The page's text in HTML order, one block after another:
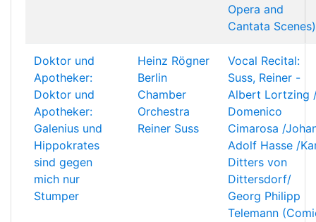
Opera and
Cantata Scenes)
Doktor und
Apotheker:
Doktor und
Apotheker:
Galenius und
Hippokrates
sind gegen
mich nur
Stumper
Heinz Rögner
Berlin
Chamber
Orchestra
Reiner Suss
Vocal Recital:
Suss, Reiner -
Albert Lortzing
Domenico
Cimarosa /
Adolf Hasse /
Ditters von
Dittersdorf/
Georg Philipp
Telemann